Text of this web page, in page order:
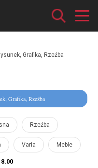
Grafika, Rzeźba
Grafika, Rzeźba
Rzeźba
Varia Meble